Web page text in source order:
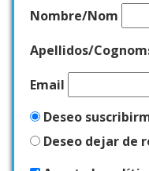
Nombre/Nom
Apellidos/
Email
Deseo
Deseo dejar de